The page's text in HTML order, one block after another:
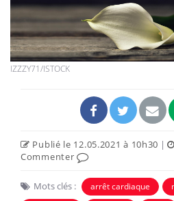
IZZZY71/ISTOCK
Publié le 12.05.2021 à 10h30 |
Commenter
Mots clés : arrêt cardiaque